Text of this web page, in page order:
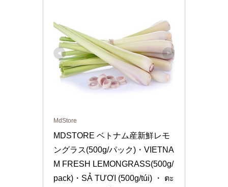
MdStore
MDSTORE ベトナム産新鮮レモ
ングラス(500g/パック)・VIETNA
M FRESH LEMONGRASS(500g/
pack)・SẢ TƯƠI (500g/túi) ・ ตะ